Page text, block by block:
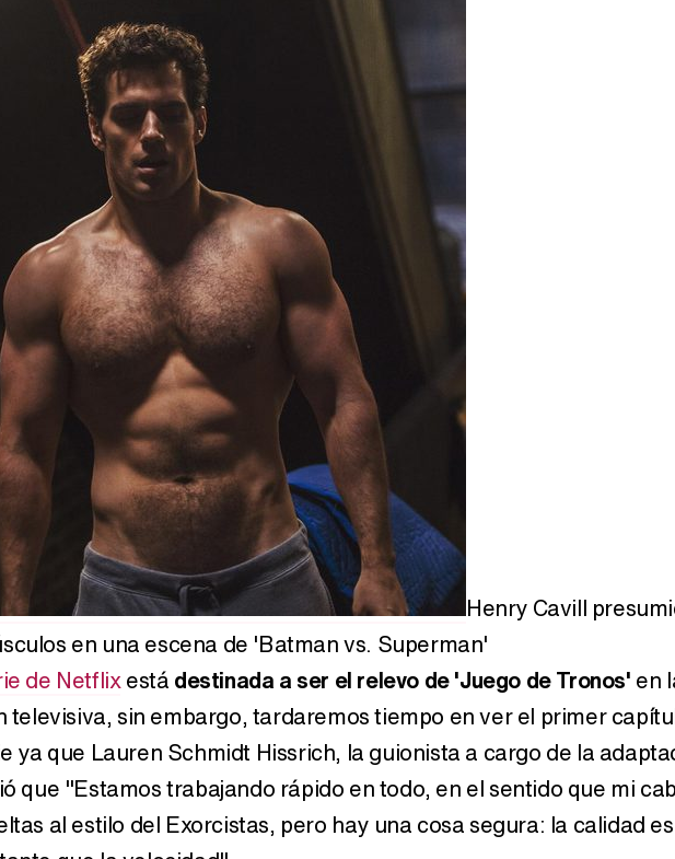
Henry Cavill
en una escena de 'Batman vs. Superman'
de Netflixestá destinada a ser el relevo de 'Juego de Tronos' en
televisiva, sin embargo, tardaremos tiempo en ver el primer
ya que Lauren Schmidt Hissrich, la guionista a cargo de la
que "Estamos trabajando rápido en todo, en el sentido que mi
al estilo del Exorcistas, pero hay una cosa segura: la calidad